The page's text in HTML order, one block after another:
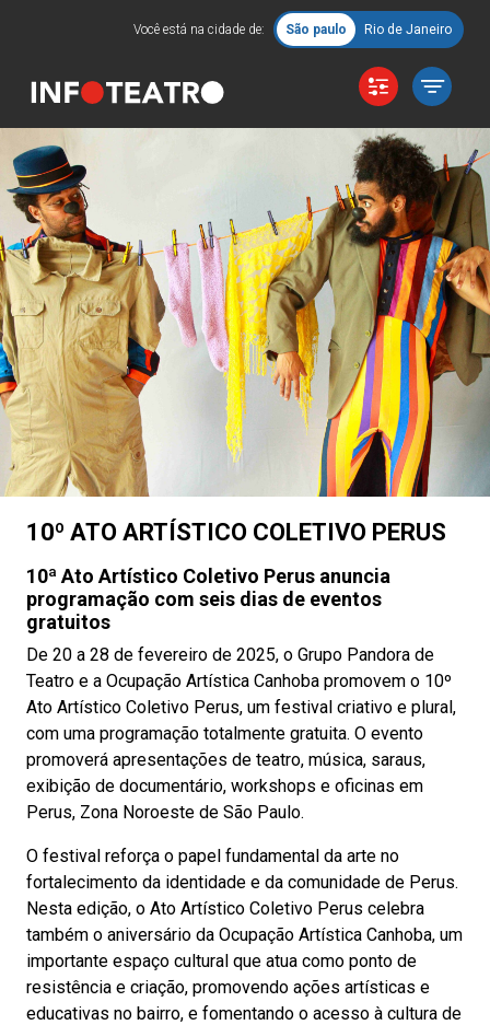
Você está na cidade de: São paulo Rio de Janeiro
10º ATO ARTÍSTICO COLETIVO PERUS
10ª Ato Artístico Coletivo Perus anuncia
programação com seis dias de eventos
gratuitos
De 20 a 28 de fevereiro de 2025, o Grupo Pandora de
Teatro e a Ocupação Artística Canhoba promovem o 10º
Ato Artístico Coletivo Perus, um festival criativo e plural,
com uma programação totalmente gratuita. O evento
promoverá apresentações de teatro, música, saraus,
exibição de documentário, workshops e oficinas em
Perus, Zona Noroeste de São Paulo.
O festival reforça o papel fundamental da arte no
fortalecimento da identidade e da comunidade de Perus.
Nesta edição, o Ato Artístico Coletivo Perus celebra
também o aniversário da Ocupação Artística Canhoba, um
importante espaço cultural que atua como ponto de
resistência e criação, promovendo ações artísticas e
educativas no bairro, e fomentando o acesso à cultura de